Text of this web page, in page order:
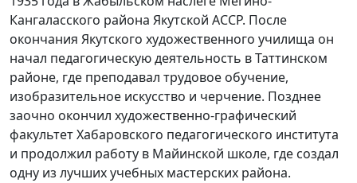
Кангаласского района Якутской АССР. После
окончания Якутского художественного училища он
начал педагогическую деятельность в Таттинском
районе, где преподавал трудовое обучение,
изобразительное искусство и черчение. Позднее
заочно окончил художественно-графический
факультет Хабаровского педагогического института
и продолжил работу в Майинской школе, где создал
одну из лучших учебных мастерских района.